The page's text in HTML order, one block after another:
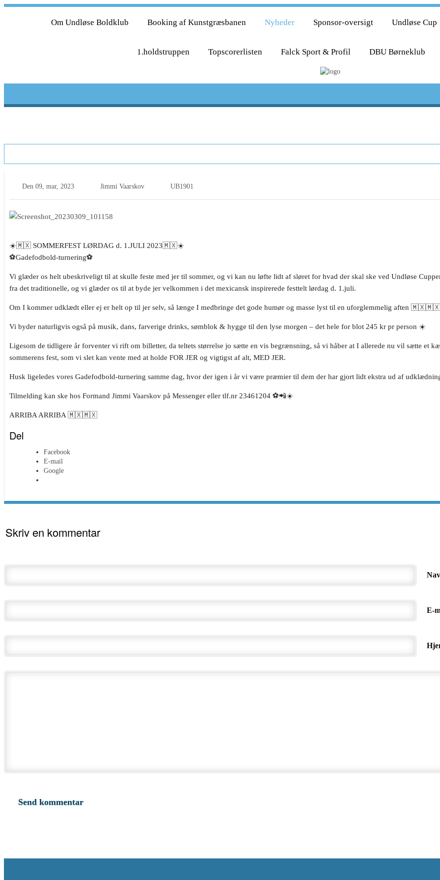
Om Undløse Boldklub Booking af Kunstgræsbanen Nyheder Sponsor-oversigt Undløse Cup
1.holdstruppen Topscorerlisten Falck Sport & Profil DBU Børneklub
Den 09, mar, 2023 Jimmi Vaarskov UB1901
☀️🇲🇽 SOMMERFEST LØRDAG d. 1.JULI 2023🇲🇽☀️
⚽️Gadefodbold-turnering⚽️
Vi glæder os helt ubeskriveligt til at skulle feste med jer til sommer, og vi kan nu løfte lidt af sløret for hvad der skal ske ved Undløse
fra det traditionelle, og vi glæder os til at byde jer velkommen i det mexicansk inspirerede festtelt lørdag d. 1.juli.
Om I kommer udklædt eller ej er helt op til jer selv, så længe I medbringe det gode humør og masse lyst til en uforglemmelig aften 🇲🇽🇲🇽
Vi byder naturligvis også på musik, dans, farverige drinks, sømblok & hygge til den lyse morgen – det hele for blot 245 kr pr person ☀️
Ligesom de tidligere år forventer vi rift om billetter, da teltets størrelse jo sætte en vis begrænsning, så vi håber at I allerede nu vil sætte et
sommerens fest, som vi slet kan vente med at holde FOR JER og vigtigst af alt, MED JER.
Husk ligeledes vores Gadefodbold-turnering samme dag, hvor der igen i år vi være præmier til dem der har gjort lidt ekstra ud af
Tilmelding kan ske hos Formand Jimmi Vaarskov på Messenger eller tlf.nr 23461204 ⚽️📲☀️
ARRIBA ARRIBA 🇲🇽🇲🇽
Del
Facebook
E-mail
Google
Skriv en kommentar
E-